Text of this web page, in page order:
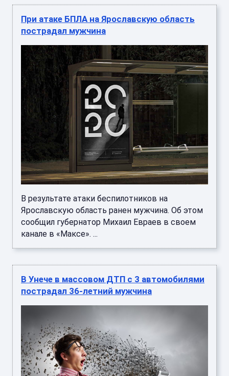
При атаке БПЛА на Ярославскую область
пострадал мужчина
В результате атаки беспилотников на
Ярославскую область ранен мужчина. Об этом
сообщил губернатор Михаил Евраев в своем
канале в «Максе». ...
В Унече в массовом ДТП с 3 автомобилями
пострадал 36-летний мужчина